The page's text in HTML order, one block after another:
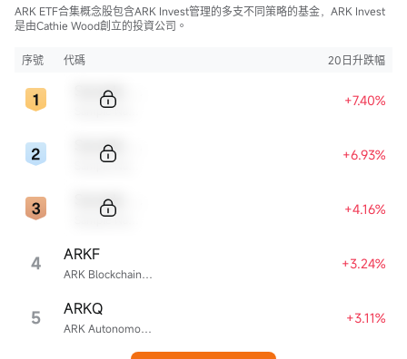
ARK ETF合集概念股包含ARK Invest管理的多支不同策略的基金，ARK Invest
是由Cathie Wood創立的投資公司。
序號 代碼 20日升跌幅
+7.40%
+6.93%
+4.16%
4 ARK Blockchain & Fintech Innovation ETF
ARKF +3.24%
5 ARK Autonomous Technology & Robotics ETF
ARKQ +3.11%